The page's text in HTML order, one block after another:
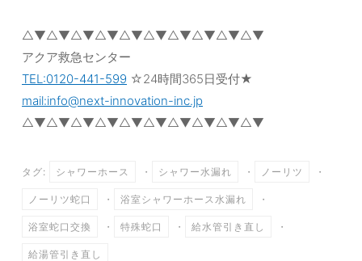
△▼△▼△▼△▼△▼△▼△▼△▼△▼△▼
アクア救急センター
TEL:0120-441-599 ☆24時間365日受付★
mail:info@next-innovation-inc.jp
△▼△▼△▼△▼△▼△▼△▼△▼△▼△▼
タグ: シャワーホース ・ シャワー水漏れ ・ ノーリツ ・
ノーリツ蛇口 ・ 浴室シャワーホース水漏れ ・
浴室蛇口交換 ・ 特殊蛇口 ・ 給水管引き直し ・
給湯管引き直し